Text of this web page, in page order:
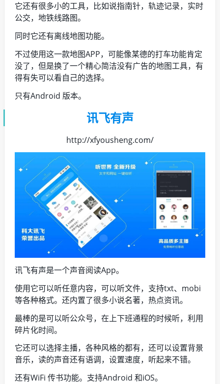
它还有很多小的工具，比如说指南针，轨迹记录，实时
公交，地铁线路图。
同时它还有离线地图功能。
不过使用这一款地图APP，可能像某德的打车功能肯定
没了，但是换了一个精心简洁没有广告的地图工具，有
得有失可以看自己的选择。
只有Android 版本。
讯飞有声
http://xfyousheng.com/
讯飞有声是一个声音阅读App。
使用它可以听任意内容，可以听文件，支持txt、mobi
等各种格式。还内置了很多小说名著，热点资讯。
最棒的是可以听公众号，在上下班通程的时候听，利用
碎片化时间。
它还可以选择主播，各种风格的都有，还可以设置背景
音乐，读的声音还有语调，设置速度，听起来不错。
还有WiFi 传书功能。支持Android 和iOS。